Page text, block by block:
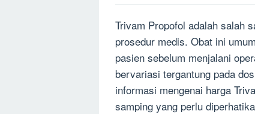
Trivam Propofol adalah salah
prosedur medis. Obat ini
pasien sebelum menjalani
bervariasi tergantung pada
informasi mengenai harga
samping yang perlu